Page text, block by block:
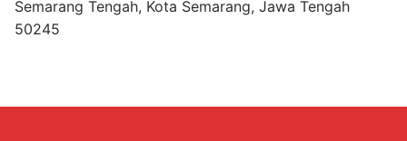
Semarang Tengah, Kota Semarang, Jawa Tengah
50245